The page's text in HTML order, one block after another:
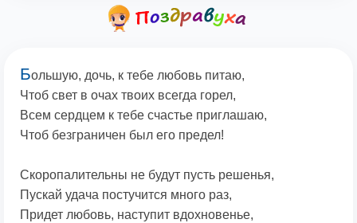
Большую, дочь, к тебе любовь питаю,
Чтоб свет в очах твоих всегда горел,
Всем сердцем к тебе счастье приглашаю,
Чтоб безграничен был его предел!
Скоропалительны не будут пусть решенья,
Пускай удача постучится много раз,
Придет любовь, наступит вдохновенье,